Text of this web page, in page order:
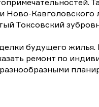
Ново-Кавголовского
Токсовский
будущего жилья.
ремонт по